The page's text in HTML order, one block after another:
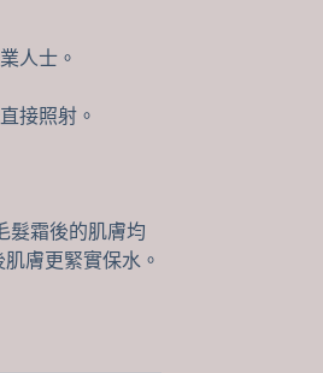
人士。
接照射。
髮霜後的肌膚均
膚更緊實保水。